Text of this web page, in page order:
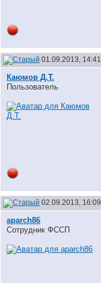
01.09.2013, 14:41
Каюмов Д.Т.
Пользователь
02.09.2013, 16:09
aparch86
Сотрудник ФССП